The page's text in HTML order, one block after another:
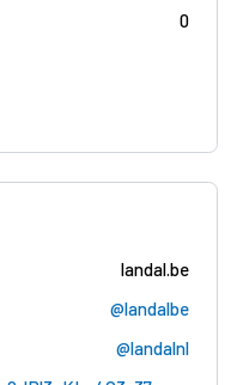
0
landal.be
@landalbe
@landalnl